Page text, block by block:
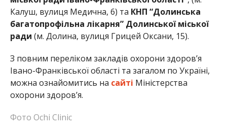
Калуш, вулиця Медична, 6) та КНП “Долинська
багатопрофільна лікарня” Долинської міської
ради (м. Долина, вулиця Грицей Оксани, 15).
З повним переліком закладів охорони здоров’я
Івано-Франківської області та загалом по Україні,
можна ознайомитись на сайті Міністерства
охорони здоров’я.
Фото Ochi Clinic